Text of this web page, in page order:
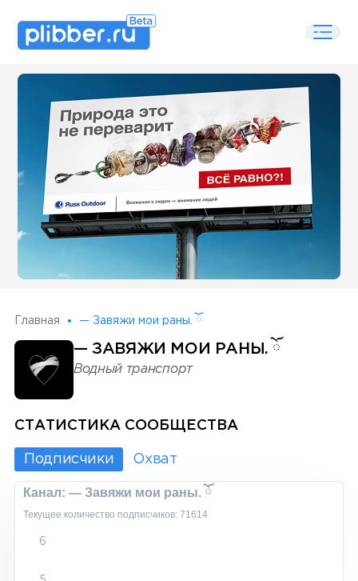
Some SEO Title
Главная — Завяжи мои раны. ོ
— ЗАВЯЖИ МОИ РАНЫ. ོ
Водный транспорт
СТАТИСТИКА СООБЩЕСТВА
Подписчики Охват
Канал: — Завяжи мои раны. ོ
Текущее количество подписчиков: 71614
6